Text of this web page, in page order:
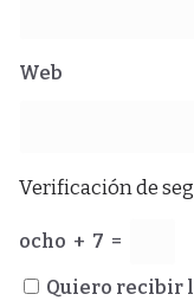
Web
Verificación de
ocho + 7 =
Quiero recibir